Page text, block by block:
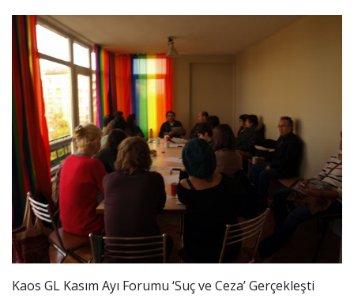
Kaos GL Kasım Ayı Forumu ‘Suç ve Ceza’ Gerçekleşti